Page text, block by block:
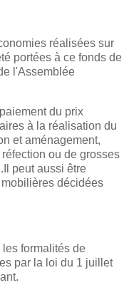
réalisées sur
portées à ce fonds de
l'Assemblée
du prix
à la réalisation du
et aménagement,
ou de grosses
peut aussi être
décidées
formalités de
par la loi du 1 juillet